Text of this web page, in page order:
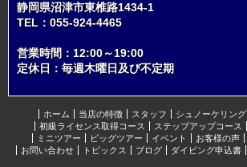
静岡県沼津市東椎路1434-1
TEL： 055-924-4465
営業時間：12:00～19:00
定休日：毎週木曜日及び不定期
ホーム 当店の特徴 スタッフ シュノーケリング
初級ライセンス取得コース
ステップアップコース
ミニツアー
ビッグツアー イベント お客様の声
お問い合わせ
トピックス ブログ ダイビング申込書